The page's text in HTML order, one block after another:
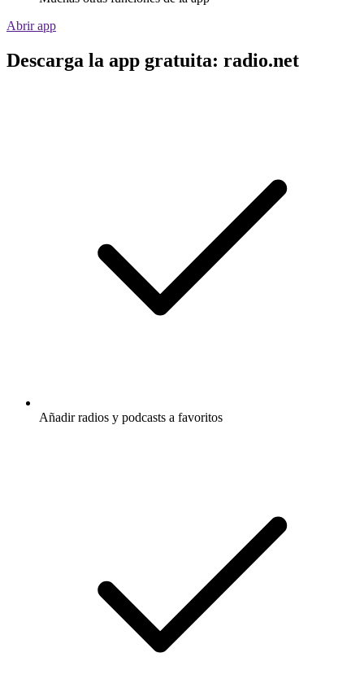
Abrir app
Descarga la app gratuita: radio.net
Añadir radios y podcasts a favoritos